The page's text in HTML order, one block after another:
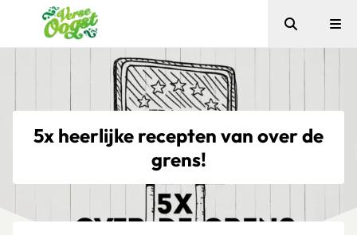
Verse Oogst
Zoeken
5x heerlijke recepten van over de
grens!